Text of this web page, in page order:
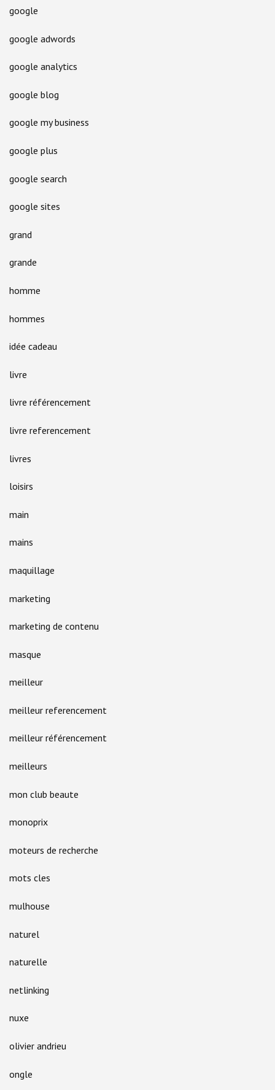
google
google adwords
google analytics
google blog
google my business
google plus
google search
google sites
grand
grande
homme
hommes
idée cadeau
livre
livre référencement
livre referencement
livres
loisirs
main
mains
maquillage
marketing
marketing de contenu
masque
meilleur
meilleur referencement
meilleur référencement
meilleurs
mon club beaute
monoprix
moteurs de recherche
mots cles
mulhouse
naturel
naturelle
netlinking
nuxe
olivier andrieu
ongle